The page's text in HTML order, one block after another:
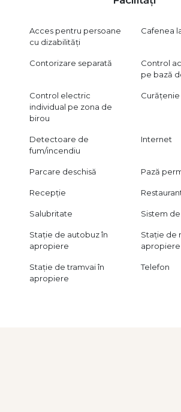
Lucrarile pot foi executate de catre viitorul
de inchiriere se pot discuta.
Spatiul reprezinta UNICA soluție optimă
companii care își un PRET ATRAGATOR si
in functie de obiectul activitatii si conditiile
Pentru detalii suplimentare și programarea
Certificatul energetic va fi disponibil la
Vizionarea spațiului se face în baza unui
energetic va fi disponibil la momentul
Acces pentru persoane
cu dizabilități
Cafenea
Contorizare separată
Control
pe bază
Control electric
individual pe zona de
birou
Detectoare de
fum/incendiu
Internet
Parcare deschisă Pază
Recepție
Salubritate Sistem
Stație de autobuz în
apropiere
Stație de
apropiere
Stație de tramvai în
apropiere
Telefon